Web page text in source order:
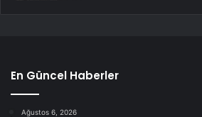
En Güncel Haberler
Ağustos 6, 2026